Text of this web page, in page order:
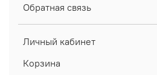
Обратная связь
Личный кабинет
Корзина